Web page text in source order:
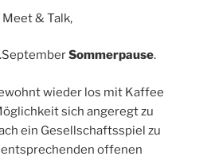
& Talk,
Sommerpause.
wieder los mit Kaffee
sich angeregt zu
ein Gesellschaftsspiel zu
offenen